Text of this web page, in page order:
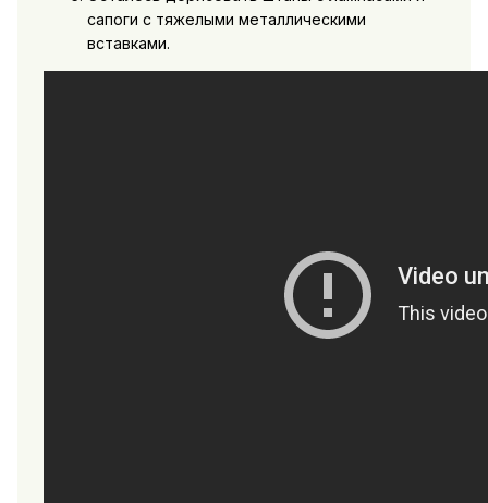
сапоги с тяжелыми металлическими
вставками.